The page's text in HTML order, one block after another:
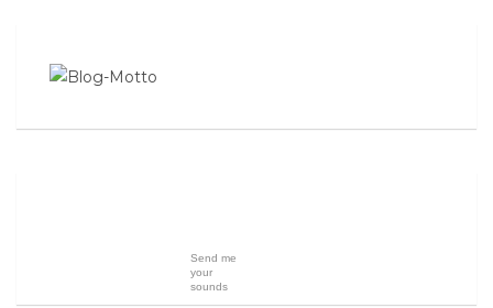
Send me
your
sounds